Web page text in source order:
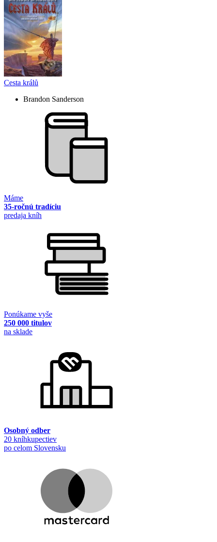
Cesta králů
Brandon Sanderson
Máme
35-ročnú tradíciu
predaja kníh
Ponúkame vyše
250 000 titulov
na sklade
Osobný odber
20 kníhkupectiev
po celom Slovensku